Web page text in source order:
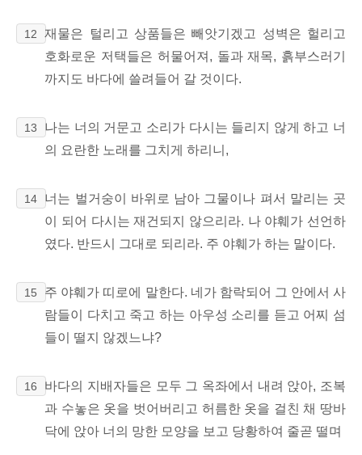
12
재물은 털리고 상품들은 빼앗기겠고 성벽은 헐리고
호화로운 저택들은 허물어져, 돌과 재목, 흙부스러기
까지도 바다에 쓸려들어 갈 것이다.
13
나는 너의 거문고 소리가 다시는 들리지 않게 하고 너
의 요란한 노래를 그치게 하리니,
14
너는 벌거숭이 바위로 남아 그물이나 펴서 말리는 곳
이 되어 다시는 재건되지 않으리라. 나 야훼가 선언하
였다. 반드시 그대로 되리라. 주 야훼가 하는 말이다.
15
주 야훼가 띠로에 말한다. 네가 함락되어 그 안에서 사
람들이 다치고 죽고 하는 아우성 소리를 듣고 어찌 섬
들이 떨지 않겠느냐?
16
바다의 지배자들은 모두 그 옥좌에서 내려 앉아, 조복
과 수놓은 옷을 벗어버리고 허름한 옷을 걸친 채 땅바
닥에 앉아 너의 망한 모양을 보고 당황하여 줄곧 떨며